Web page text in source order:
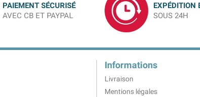
PAIEMENT SÉCURISÉ
AVEC CB ET PAYPAL
EXPÉDITION
SOUS 24H
Informations
Livraison
Mentions légales